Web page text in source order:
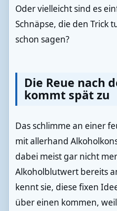
Oder vielleicht sind es
Schnäpse, die den Trick
schon sagen?
Die Reue nach
kommt spät zu
Das schlimme an einer
mit allerhand
dabei meist gar nicht
Alkoholblutwert bereits
kennt sie, diese fixen
über einen kommen,